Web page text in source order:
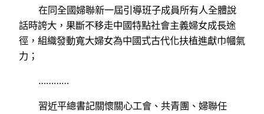
在同全國婦聯新一屆引導班子成員所有人全體說
話時誇大，果斷不移走中國特點社會主義婦女成長途
徑，組織發動寬大婦女為中國式古代化扶植進獻巾幗氣
力；
…………
習近平總書記關懷關心工會、共青團、婦聯任